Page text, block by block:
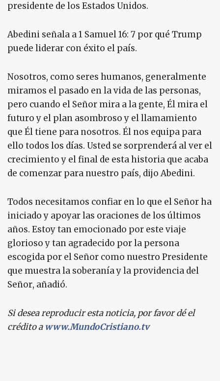
presidente de los Estados Unidos.
Abedini señala a 1 Samuel 16: 7 por qué Trump
puede liderar con éxito el país.
Nosotros, como seres humanos, generalmente
miramos el pasado en la vida de las personas,
pero cuando el Señor mira a la gente, Él mira el
futuro y el plan asombroso y el llamamiento
que Él tiene para nosotros. Él nos equipa para
ello todos los días. Usted se sorprenderá al ver el
crecimiento y el final de esta historia que acaba
de comenzar para nuestro país, dijo Abedini.
Todos necesitamos confiar en lo que el Señor ha
iniciado y apoyar las oraciones de los últimos
años. Estoy tan emocionado por este viaje
glorioso y tan agradecido por la persona
escogida por el Señor como nuestro Presidente
que muestra la soberanía y la providencia del
Señor, añadió.
Si desea reproducir esta noticia, por favor dé el
crédito a www.MundoCristiano.tv